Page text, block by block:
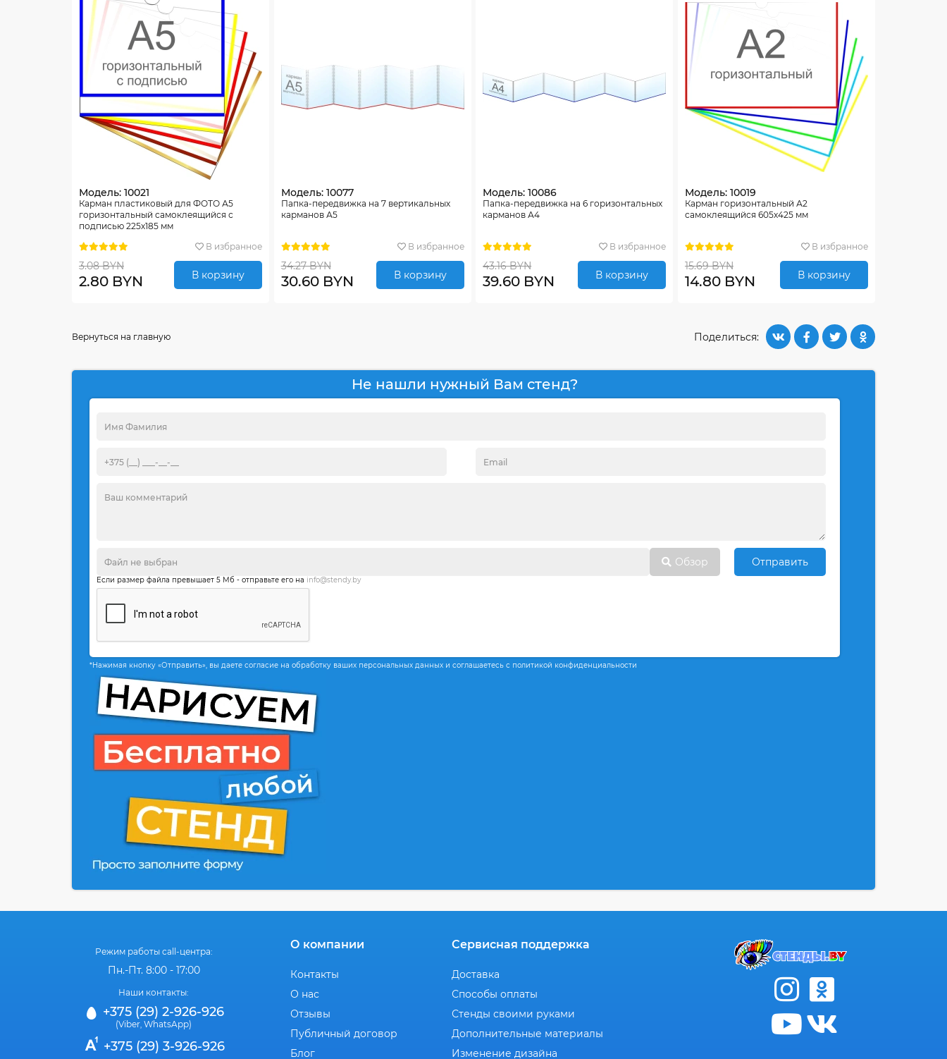
Модель: 10021
Карман пластиковый для ФОТО А5
горизонтальный самоклеящийся с
подписью 225х185 мм
В избранное
3.08 BYN
2.80 BYN В корзину
Модель: 10077
Папка-передвижка на 7 вертикальных
карманов А5
В избранное
34.27 BYN
30.60 BYN В корзину
Модель: 10086
Папка-передвижка на 6 горизонтальных
карманов А4
В избранное
43.16 BYN
39.60 BYN В корзину
Модель: 10019
Карман горизонтальный А2
самоклеящийся 605х425 мм
В избранное
15.69 BYN
14.80 BYN В корзину
Поделиться:
Вернуться на главную
Не нашли нужный Вам стенд?
Обзор Отправить
Если размер файла превышает 5 Мб - отправьте его на info@stendy.by
*Нажимая кнопку «Отправить», вы даете согласие на обработку ваших персональных данных и соглашаетесь с политикой конфиденциальности
Режим работы call-центра:
Пн.-Пт. 8:00 - 17:00
Наши контакты:
+375 (29) 2-926-926
(Viber, WhatsApp)
+375 (29) 3-926-926
О компании
Контакты
О нас
Отзывы
Публичный договор
Блог
Сервисная поддержка
Доставка
Способы оплаты
Стенды своими руками
Дополнительные материалы
Изменение дизайна